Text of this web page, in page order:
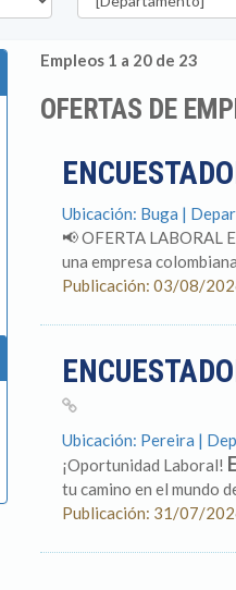
Empleos 1 a 20 de 23
OFERTAS DE
Ubicación: Buga |
📢 OFERTA LABORAL
una empresa
Publicación: 03/08/
Ubicación: Pereira |
¡Oportunidad Laboral!
tu camino en el mundo
Publicación: 31/07/